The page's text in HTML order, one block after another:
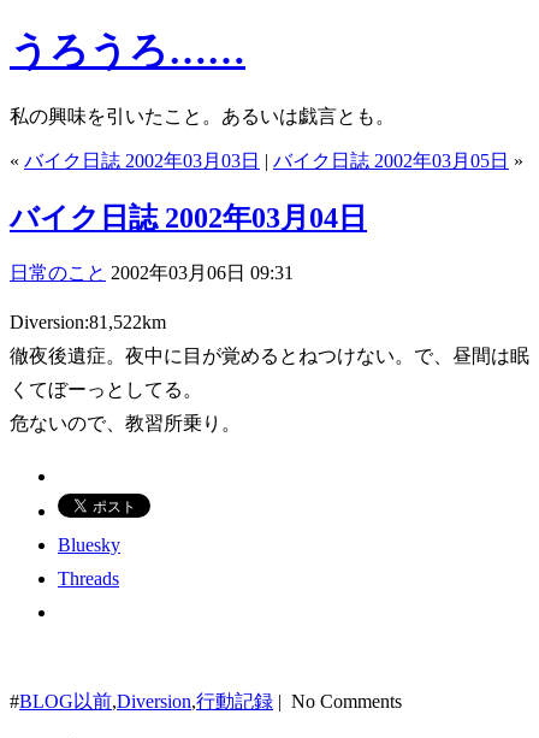
うろうろ……
私の興味を引いたこと。あるいは戯言とも。
« バイク日誌 2002年03月03日 | バイク日誌 2002年03月05日 »
バイク日誌 2002年03月04日
日常のこと 2002年03月06日 09:31
Diversion:81,522km
徹夜後遺症。夜中に目が覚めるとねつけない。で、昼間は眠
くてぼーっとしてる。
危ないので、教習所乗り。
Bluesky
Threads
#BLOG以前,Diversion,行動記録 | No Comments